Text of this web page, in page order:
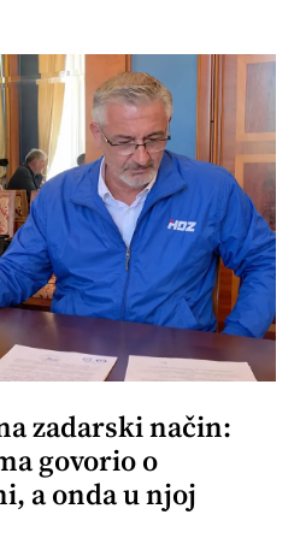
zadarski način:
govorio o
a onda u njoj